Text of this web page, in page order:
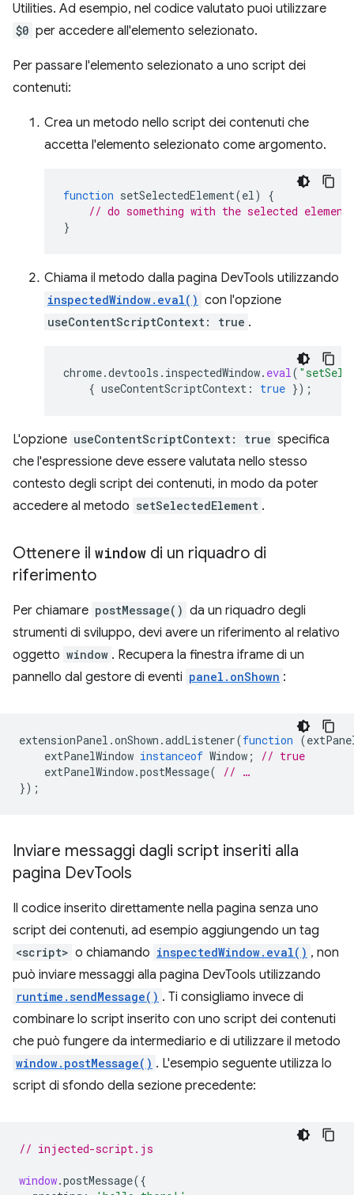
Utilities. Ad esempio, nel codice valutato puoi utilizzare
$0 per accedere all'elemento selezionato.
Per passare l'elemento selezionato a uno script dei
contenuti:
Crea un metodo nello script dei contenuti che
accetta l'elemento selezionato come argomento.
function setSelectedElement(el)
{
// do something with the selected element
}
Chiama il metodo dalla pagina DevTools utilizzando
inspectedWindow.eval() con l'opzione
useContentScriptContext: true .
chrome.devtools . inspectedWindow. eval(
{ useContentScriptContext : true });
L'opzione useContentScriptContext: true specifica
che l'espressione deve essere valutata nello stesso
contesto degli script dei contenuti, in modo da poter
accedere al metodo setSelectedElement .
Ottenere il window di un riquadro di
riferimento
Per chiamare postMessage() da un riquadro degli
strumenti di sviluppo, devi avere un riferimento al relativo
oggetto window . Recupera la finestra iframe di un
pannello dal gestore di eventi panel.onShown :
extensionPanel .onShown .addListener(function (
extPanelWindow instanceof Window ;
// true
extPanelWindow.postMessage(
// …
});
Inviare messaggi dagli script inseriti alla
pagina DevTools
Il codice inserito direttamente nella pagina senza uno
script dei contenuti, ad esempio aggiungendo un tag
<script> o chiamando inspectedWindow.eval() , non
può inviare messaggi alla pagina DevTools utilizzando
runtime.sendMessage() . Ti consigliamo invece di
combinare lo script inserito con uno script dei contenuti
che può fungere da intermediario e di utilizzare il metodo
window.postMessage() . L'esempio seguente utilizza lo
script di sfondo della sezione precedente:
// injected-script.js
window.postMessage({